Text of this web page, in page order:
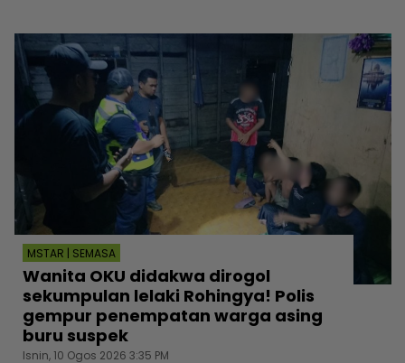
MSTAR | SEMASA
Wanita OKU didakwa dirogol
sekumpulan lelaki Rohingya! Polis
gempur penempatan warga asing
buru suspek
Isnin, 10 Ogos 2026 3:35 PM